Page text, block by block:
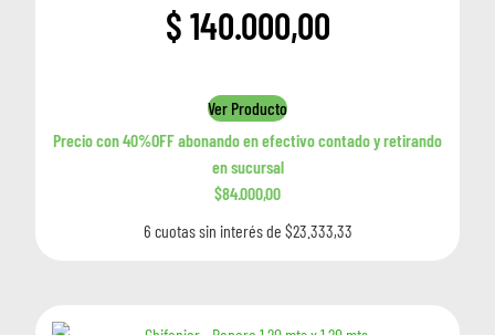
$140.000,00
Ver Producto
Precio con 40%OFF abonando en efectivo contado y retirando
en sucursal
$84.000,00
6 cuotas sin interés de $23.333,33